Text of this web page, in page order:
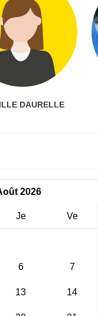
DAURELLE
2026
Je Ve
6 7
13 14